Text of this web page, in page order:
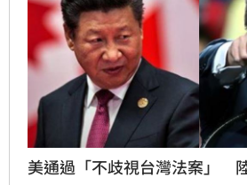
美通過「不歧視台灣法案」